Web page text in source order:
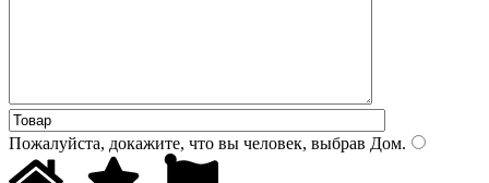
Пожалуйста, докажите, что вы человек, выбрав Дом.